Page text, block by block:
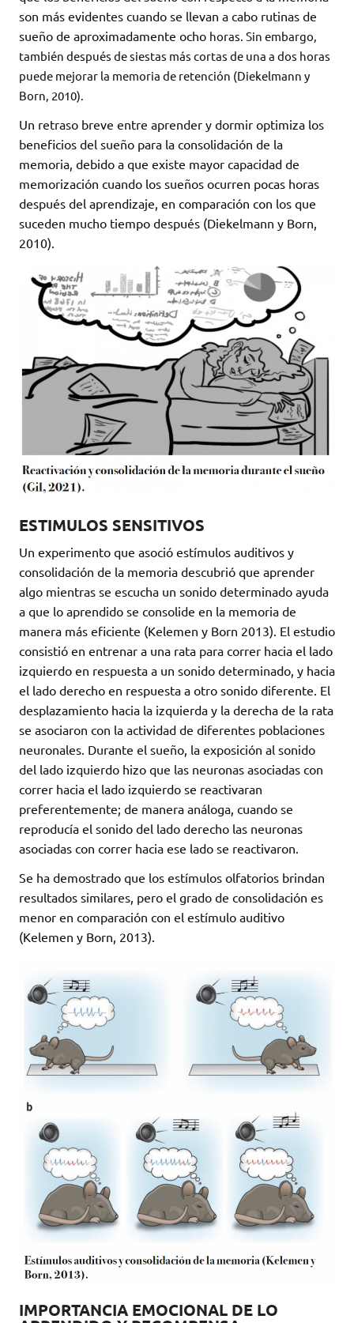
son más evidentes cuando se llevan a cabo rutinas de
sueño de aproximadamente ocho horas. Sin embargo,
también después de siestas más cortas de una a dos horas
puede mejorar la memoria de retención (Diekelmann y
Born, 2010).
Un retraso breve entre aprender y dormir optimiza los
beneficios del sueño para la consolidación de la
memoria, debido a que existe mayor capacidad de
memorización cuando los sueños ocurren pocas horas
después del aprendizaje, en comparación con los que
suceden mucho tiempo después (Diekelmann y Born,
2010).
ESTIMULOS SENSITIVOS
Un experimento que asoció estímulos auditivos y
consolidación de la memoria descubrió que aprender
algo mientras se escucha un sonido determinado ayuda
a que lo aprendido se consolide en la memoria de
manera más eficiente (Kelemen y Born 2013). El estudio
consistió en entrenar a una rata para correr hacia el lado
izquierdo en respuesta a un sonido determinado, y hacia
el lado derecho en respuesta a otro sonido diferente. El
desplazamiento hacia la izquierda y la derecha de la rata
se asociaron con la actividad de diferentes poblaciones
neuronales. Durante el sueño, la exposición al sonido
del lado izquierdo hizo que las neuronas asociadas con
correr hacia el lado izquierdo se reactivaran
preferentemente; de manera análoga, cuando se
reproducía el sonido del lado derecho las neuronas
asociadas con correr hacia ese lado se reactivaron.
Se ha demostrado que los estímulos olfatorios brindan
resultados similares, pero el grado de consolidación es
menor en comparación con el estímulo auditivo
(Kelemen y Born, 2013).
IMPORTANCIA EMOCIONAL DE LO